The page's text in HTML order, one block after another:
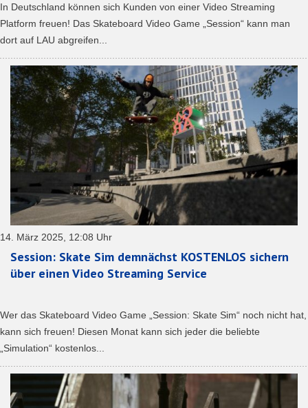
In Deutschland können sich Kunden von einer Video Streaming
Platform freuen! Das Skateboard Video Game „Session“ kann man
dort auf LAU abgreifen...
14. März 2025, 12:08 Uhr
Session: Skate Sim demnächst KOSTENLOS sichern
über einen Video Streaming Service
Wer das Skateboard Video Game „Session: Skate Sim“ noch nicht hat,
kann sich freuen! Diesen Monat kann sich jeder die beliebte
„Simulation“ kostenlos...